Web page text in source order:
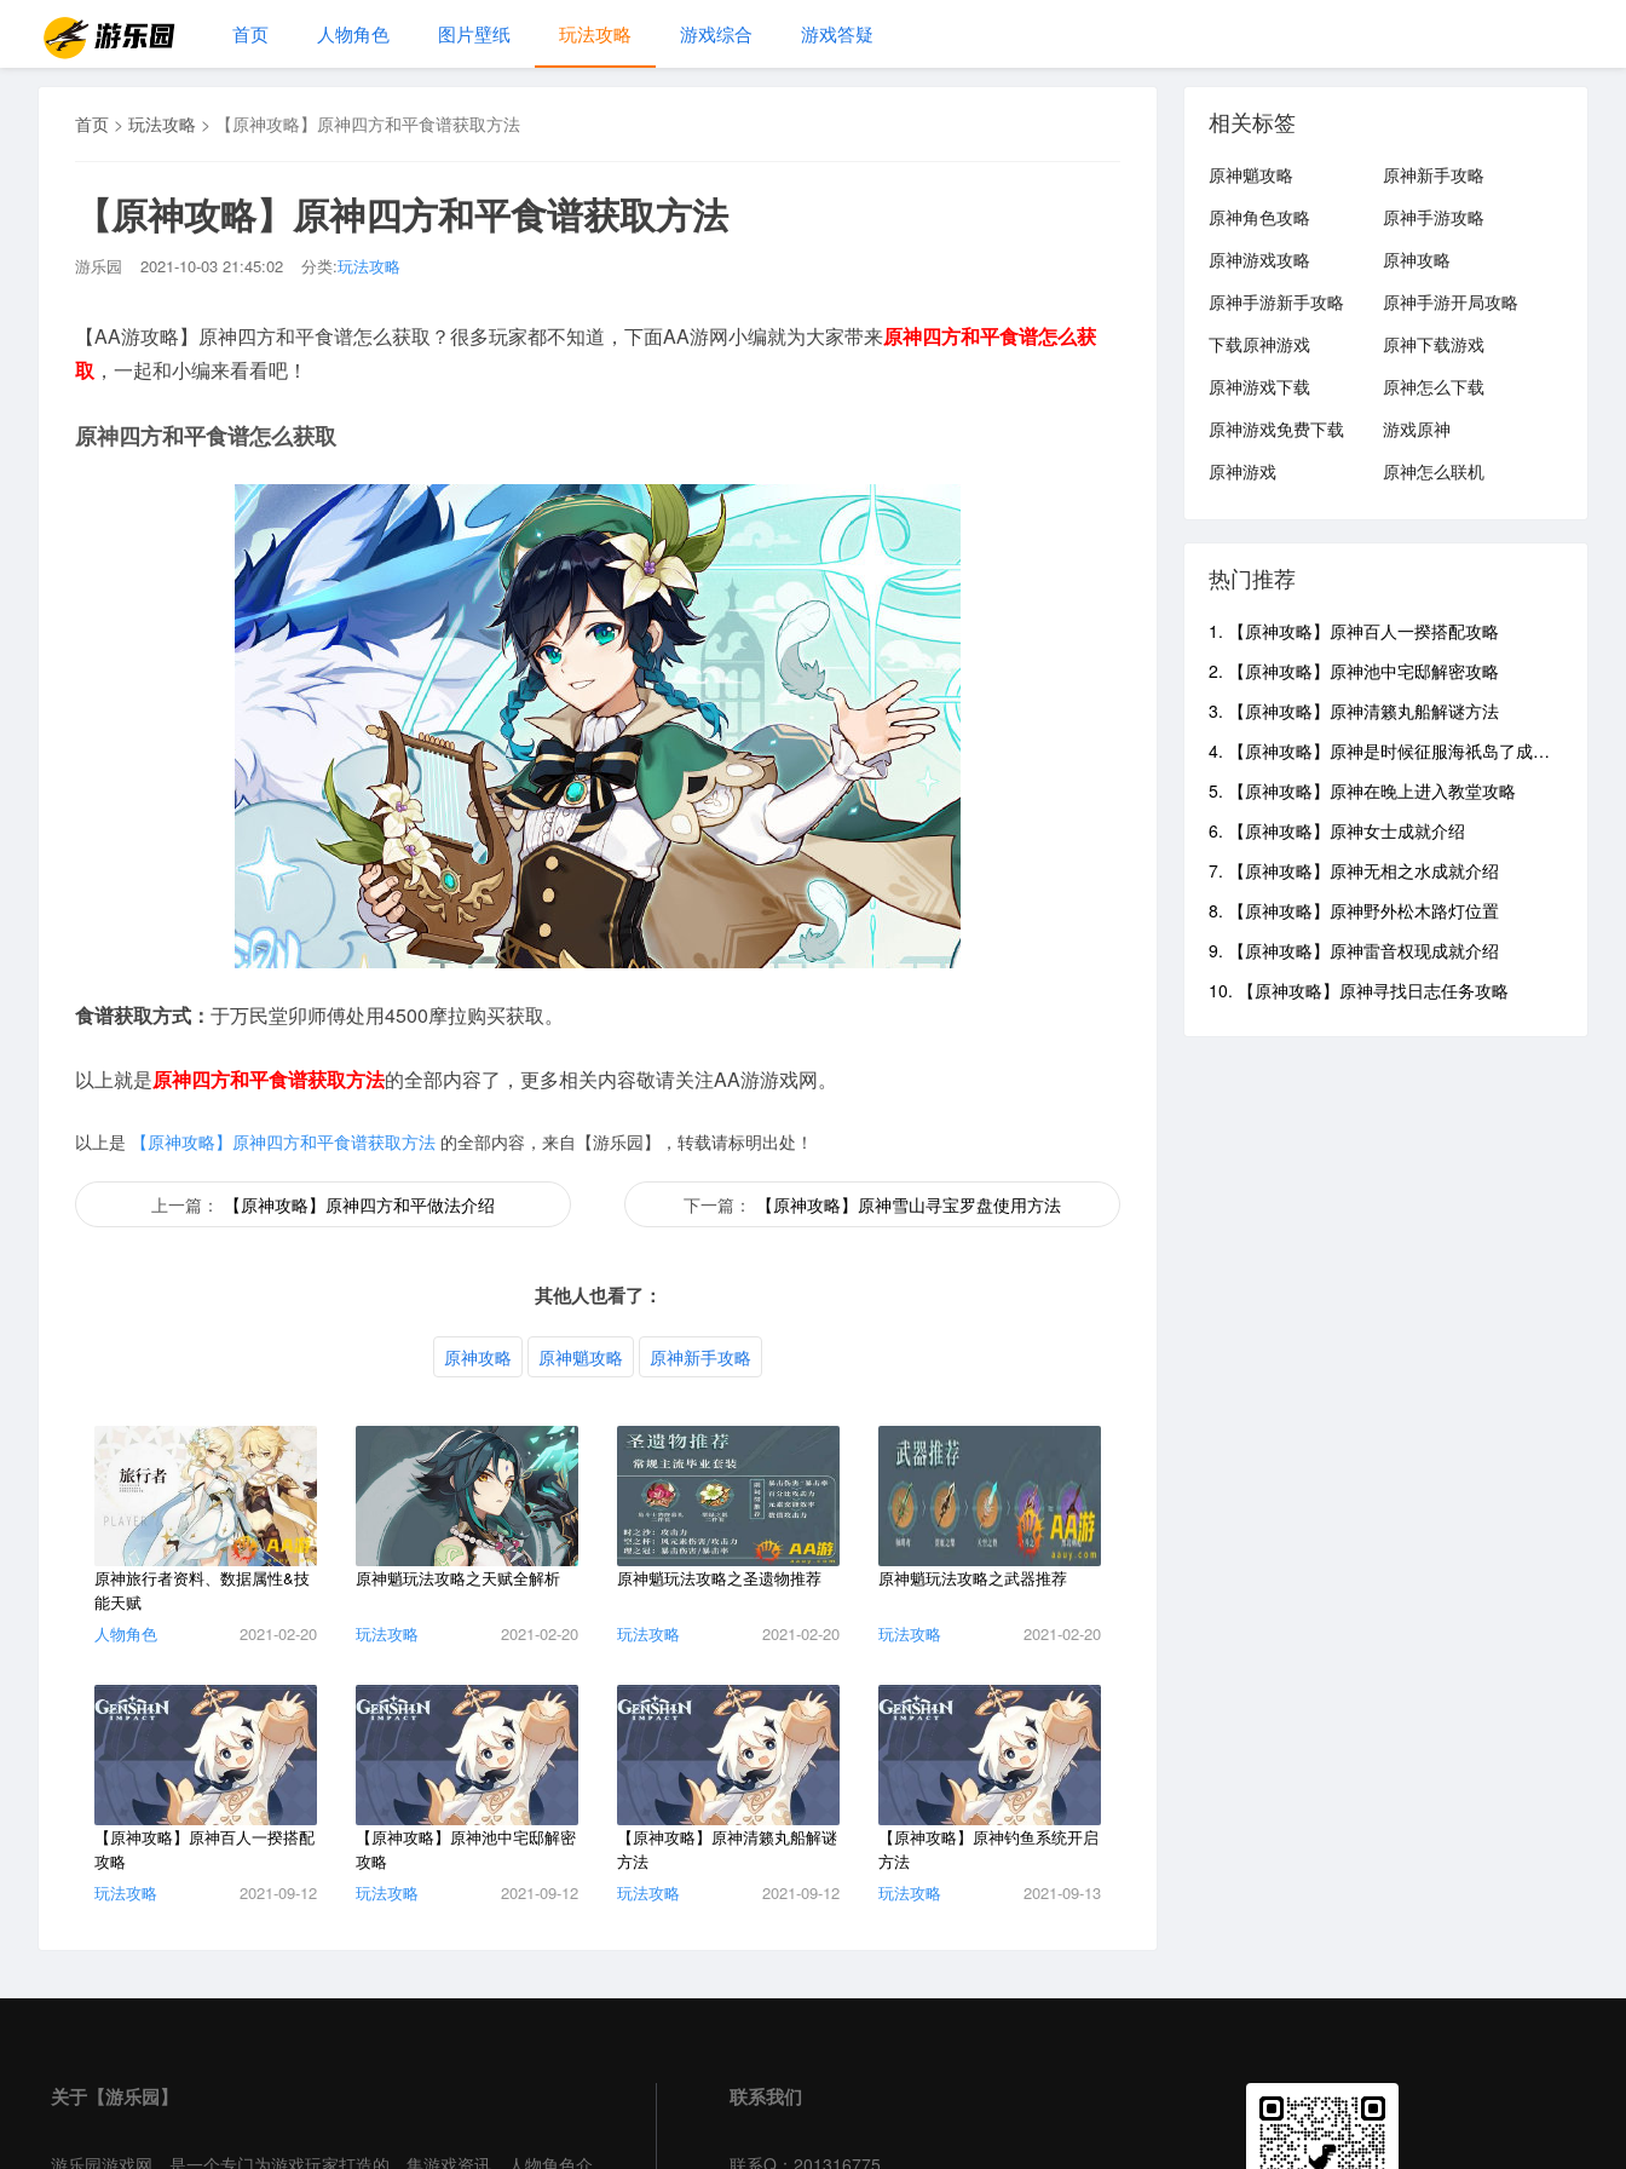
首页 人物角色 图片壁纸 玩法攻略 游戏综合 游戏答疑
首页 > 玩法攻略 > 【原神攻略】原神四方和平食谱获取方法
【原神攻略】原神四方和平食谱获取方法
游乐园 2021-10-03 21:45:02 分类:玩法攻略
【AA游攻略】原神四方和平食谱怎么获取？很多玩家都不知道，下面AA游网小编就为大家带来原神四方和平食谱怎么获
取 ，一起和小编来看看吧！
原神四方和平食谱怎么获取
食谱获取方式： 于万民堂卯师傅处用4500摩拉购买获取。
以上就是原神四方和平食谱获取方法的全部内容了，更多相关内容敬请关注AA游游戏网。
以上是 【原神攻略】原神四方和平食谱获取方法 的全部内容，来自【游乐园】，转载请标明出处！
上一篇： 【原神攻略】原神四方和平做法介绍 下一篇： 【原神攻略】原神雪山寻宝罗盘使用方法
其他人也看了：
原神攻略 原神魈攻略 原神新手攻略
原神旅行者资料、数据属性&技
能天赋
人物角色
2021-02-20
原神魈玩法攻略之天赋全解析
玩法攻略 2021-02-20
原神魈玩法攻略之圣遗物推荐
玩法攻略 2021-02-20
原神魈玩法攻略之武器推荐
玩法攻略 2021-02-20
【原神攻略】原神百人一揆搭配
攻略
玩法攻略
2021-09-12
【原神攻略】原神池中宅邸解密
攻略
玩法攻略
2021-09-12
【原神攻略】原神清籁丸船解谜
方法
玩法攻略
2021-09-12
【原神攻略】原神钓鱼系统开启
方法
玩法攻略
2021-09-13
相关标签
原神魈攻略
原神新手攻略
原神角色攻略
原神手游攻略
原神游戏攻略
原神攻略
原神手游新手攻略
原神手游开局攻略
下载原神游戏
原神下载游戏
原神游戏下载
原神怎么下载
原神游戏免费下载
游戏原神
原神游戏
原神怎么联机
热门推荐
1. 【原神攻略】原神百人一揆搭配攻略
2. 【原神攻略】原神池中宅邸解密攻略
3. 【原神攻略】原神清籁丸船解谜方法
4. 【原神攻略】原神是时候征服海祇岛了成就攻略
5. 【原神攻略】原神在晚上进入教堂攻略
6. 【原神攻略】原神女士成就介绍
7. 【原神攻略】原神无相之水成就介绍
8. 【原神攻略】原神野外松木路灯位置
9. 【原神攻略】原神雷音权现成就介绍
10. 【原神攻略】原神寻找日志任务攻略
关于【游乐园】
游乐园游戏网，是一个专门为游戏玩家打造的，集游戏资讯、人物角色介
联系我们
联系Q：201316775